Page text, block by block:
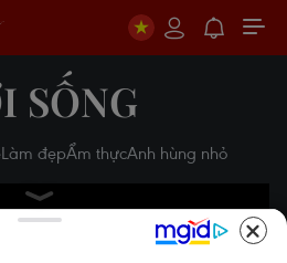
SỐNG
Làm đẹpẨm thựcAnh hùng nhỏ